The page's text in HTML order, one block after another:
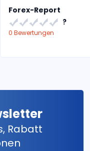
Forex-Report
?
0 Bewertungen
Rabatt